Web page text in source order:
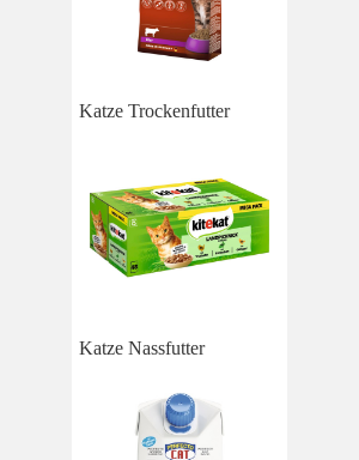
Katze Trockenfutter
Katze Nassfutter